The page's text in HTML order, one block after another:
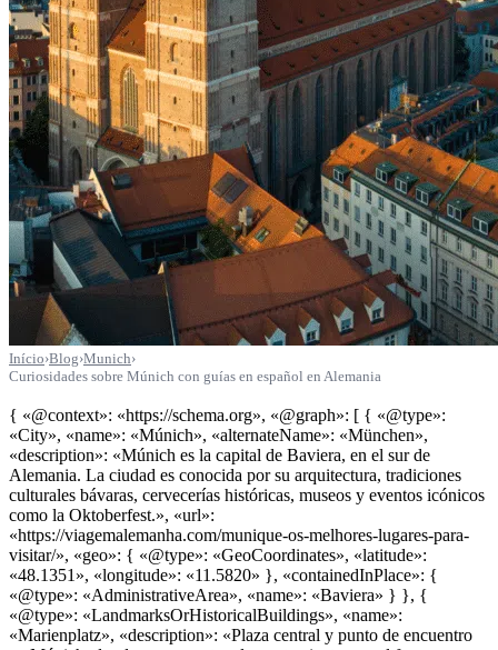
Início›Blog›Munich›
Curiosidades sobre Múnich con guías en español en Alemania
{ «@context»: «https://schema.org», «@graph»: [ { «@type»:
«City», «name»: «Múnich», «alternateName»: «München»,
«description»: «Múnich es la capital de Baviera, en el sur de
Alemania. La ciudad es conocida por su arquitectura, tradiciones
culturales bávaras, cervecerías históricas, museos y eventos icónicos
como la Oktoberfest.», «url»:
«https://viagemalemanha.com/munique-os-melhores-lugares-para-
visitar/», «geo»: { «@type»: «GeoCoordinates», «latitude»:
«48.1351», «longitude»: «11.5820» }, «containedInPlace»: {
«@type»: «AdministrativeArea», «name»: «Baviera» } }, {
«@type»: «LandmarksOrHistoricalBuildings», «name»:
«Marienplatz», «description»: «Plaza central y punto de encuentro